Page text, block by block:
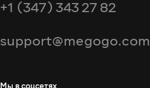
+1 (347) 343 27 82
support@megogo.com